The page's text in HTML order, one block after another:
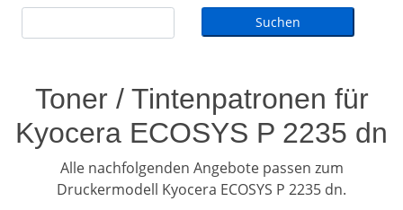
Toner / Tintenpatronen für
Kyocera ECOSYS P 2235 dn
Alle nachfolgenden Angebote passen zum
Druckermodell Kyocera ECOSYS P 2235 dn.